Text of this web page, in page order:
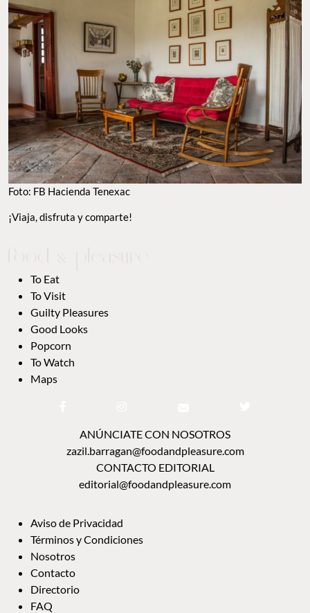
Foto: FB Hacienda Tenexac
¡Viaja, disfruta y comparte!
To Eat
To Visit
Guilty Pleasures
Good Looks
Popcorn
To Watch
Maps
ANÚNCIATE CON NOSOTROS
zazil.barragan@foodandpleasure.com
CONTACTO EDITORIAL
editorial@foodandpleasure.com
Aviso de Privacidad
Términos y Condiciones
Nosotros
Contacto
Directorio
FAQ